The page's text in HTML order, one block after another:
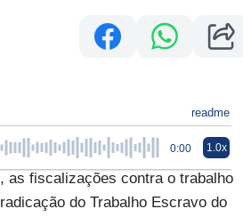
readme
0:00 1.0x
as fiscalizações contra o trabalho
do Trabalho Escravo do